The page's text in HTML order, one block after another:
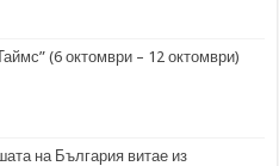
(6 октомври – 12 октомври)
на България витае из